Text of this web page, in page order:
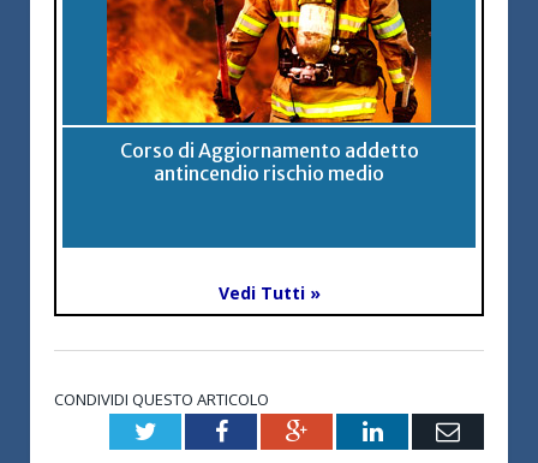
Corso di Aggiornamento addetto
antincendio rischio medio
Vedi Tutti »
CONDIVIDI QUESTO ARTICOLO
TwitterFacebookGoogle+LinkedInEmail